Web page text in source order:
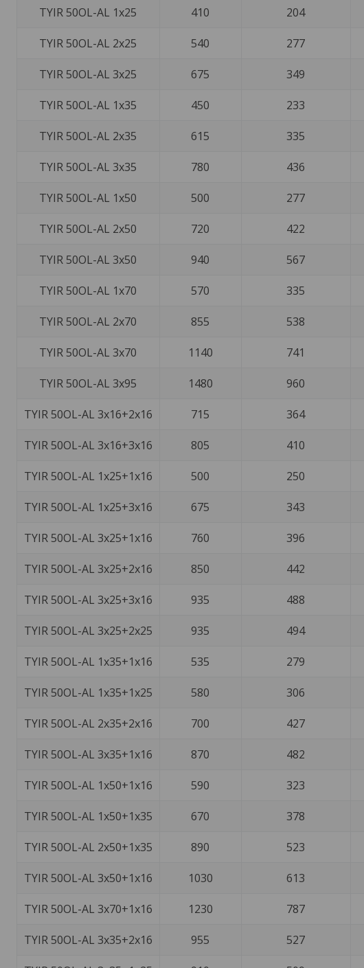
TYIR 50OL-AL 1x25 410 204
TYIR 50OL-AL 2x25 540 277
TYIR 50OL-AL 3x25 675 349
TYIR 50OL-AL 1x35 450 233
TYIR 50OL-AL 2x35 615 335
TYIR 50OL-AL 3x35 780 436
TYIR 50OL-AL 1x50 500 277
TYIR 50OL-AL 2x50 720 422
TYIR 50OL-AL 3x50 940 567
TYIR 50OL-AL 1x70 570 335
TYIR 50OL-AL 2x70 855 538
TYIR 50OL-AL 3x70 1140 741
TYIR 50OL-AL 3x95 1480 960
TYIR 50OL-AL 3x16+2x16 715 364
TYIR 50OL-AL 3x16+3x16 805 410
TYIR 50OL-AL 1x25+1x16 500 250
TYIR 50OL-AL 1x25+3x16 675 343
TYIR 50OL-AL 3x25+1x16 760 396
TYIR 50OL-AL 3x25+2x16 850 442
TYIR 50OL-AL 3x25+3x16 935 488
TYIR 50OL-AL 3x25+2x25 935 494
TYIR 50OL-AL 1x35+1x16 535 279
TYIR 50OL-AL 1x35+1x25 580 306
TYIR 50OL-AL 2x35+2x16 700 427
TYIR 50OL-AL 3x35+1x16 870 482
TYIR 50OL-AL 1x50+1x16 590 323
TYIR 50OL-AL 1x50+1x35 670 378
TYIR 50OL-AL 2x50+1x35 890 523
TYIR 50OL-AL 3x50+1x16 1030 613
TYIR 50OL-AL 3x70+1x16 1230 787
TYIR 50OL-AL 3x35+2x16 955 527